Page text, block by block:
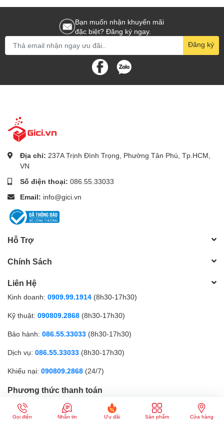
Bạn muốn nhận khuyến mãi
đặc biệt? Đăng ký ngay.
Đăng ký
Địa chỉ: 237A Trịnh Đình Trọng, Phường Tân Phú, Tp.HCM,
VN
Số điện thoại: 086.55.33033
Email: info@gici.vn
Hỗ Trợ
Chính Sách
Liên Hệ
Kinh doanh: 0909.99.1914 (8h30-17h30)
Kỹ thuật: 090809.2868 (8h30-17h30)
Bảo hành: 086.55.33033 (8h30-17h30)
Dịch vụ: 086.55.33033 (8h30-17h30)
Khiếu nại: 090809.2868 (24/7)
Phương thức thanh toán
Gọi điện Nhắn tin Ưu đãi Sản phẩm Cửa hàng